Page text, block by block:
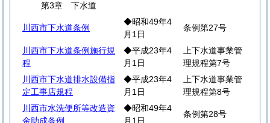
第3章 下水道
川西市下水道条例
◆昭和49年4
月1日
条例第27号
川西市下水道条例施行規
程
◆平成23年4
月1日
上下水道事業管
理規程第7号
川西市下水道排水設備指
定工事店規程
◆平成23年4
月1日
上下水道事業管
理規程第8号
川西市水洗便所等改造資
金助成条例
◆昭和49年4
月1日
条例第28号